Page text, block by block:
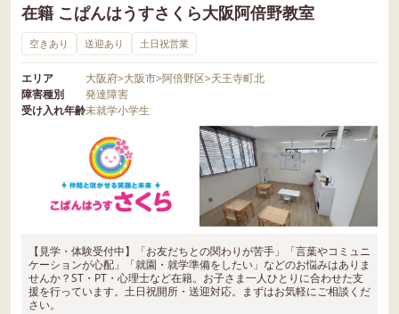
在籍 こぱんはうすさくら大阪阿倍野教室
空きあり 送迎あり 土日祝営業
エリア 大阪府>大阪市>阿倍野区>天王寺町北
障害種別
発達障害
受け入れ年齢未就学小学生
【見学・体験受付中】「お友だちとの関わりが苦手」「言葉やコミュニ
ケーションが心配」「就園・就学準備をしたい」などのお悩みはありま
せんか？ST・PT・心理士など在籍。お子さま一人ひとりに合わせた支
援を行っています。土日祝開所・送迎対応。まずはお気軽にご相談くだ
さい。